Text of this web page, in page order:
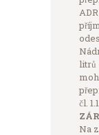
litrů
čl.
Na